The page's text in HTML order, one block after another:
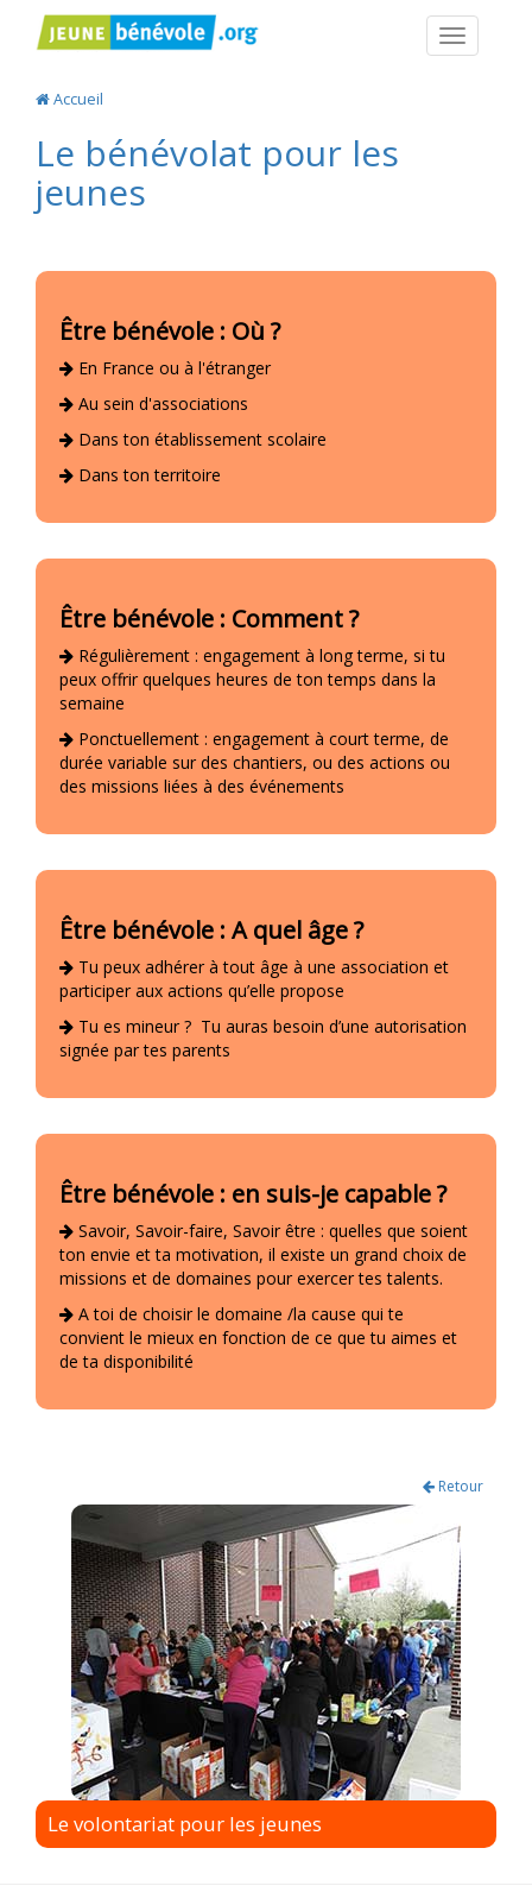
Accueil
Le bénévolat pour les
jeunes
Être bénévole : Où ?
En France ou à l'étranger
Au sein d'associations
Dans ton établissement scolaire
Dans ton territoire
Être bénévole : Comment ?
Régulièrement : engagement à long terme, si tu
peux offrir quelques heures de ton temps dans la
semaine
Ponctuellement : engagement à court terme, de
durée variable sur des chantiers, ou des actions ou
des missions liées à des événements
Être bénévole : A quel âge ?
Tu peux adhérer à tout âge à une association et
participer aux actions qu’elle propose
Tu es mineur ? Tu auras besoin d’une autorisation
signée par tes parents
Être bénévole : en suis-je capable ?
Savoir, Savoir-faire, Savoir être : quelles que soient
ton envie et ta motivation, il existe un grand choix de
missions et de domaines pour exercer tes talents.
A toi de choisir le domaine /la cause qui te
convient le mieux en fonction de ce que tu aimes et
de ta disponibilité
Retour
Le volontariat pour les jeunes